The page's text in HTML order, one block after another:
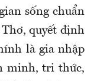
sống chuẩn
quyết định
là gia nhập
minh, tri thức,